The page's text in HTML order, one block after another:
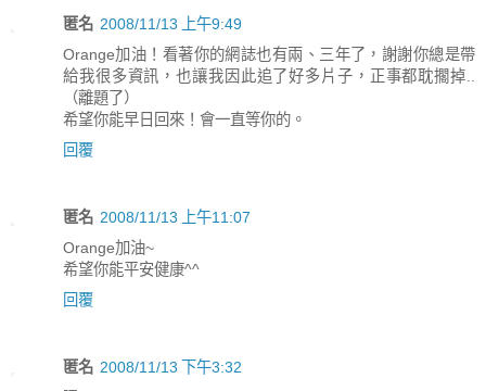
匿名 2008/11/13 上午9:49
Orange加油！看著你的網誌也有兩、三年了，謝謝你總是帶
給我很多資訊，也讓我因此追了好多片子，正事都耽擱掉..
（離題了）
希望你能早日回來！會一直等你的。
回覆
匿名 2008/11/13 上午11:07
Orange加油~
希望你能平安健康^^
回覆
匿名 2008/11/13 下午3:32